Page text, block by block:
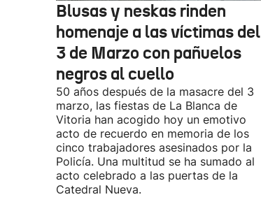
Blusas y neskas rinden
homenaje a las víctimas del
3 de Marzo con pañuelos
negros al cuello
50 años después de la masacre del 3
marzo, las fiestas de La Blanca de
Vitoria han acogido hoy un emotivo
acto de recuerdo en memoria de los
cinco trabajadores asesinados por la
Policía. Una multitud se ha sumado al
acto celebrado a las puertas de la
Catedral Nueva.